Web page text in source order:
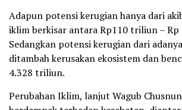
Adapun potensi kerugian hanya dari
iklim berkisar antara Rp110 triliun –
Sedangkan potensi kerugian dari
ditambah kerusakan ekosistem dan
4.328 triliun.
Perubahan Iklim, lanjut Wagub